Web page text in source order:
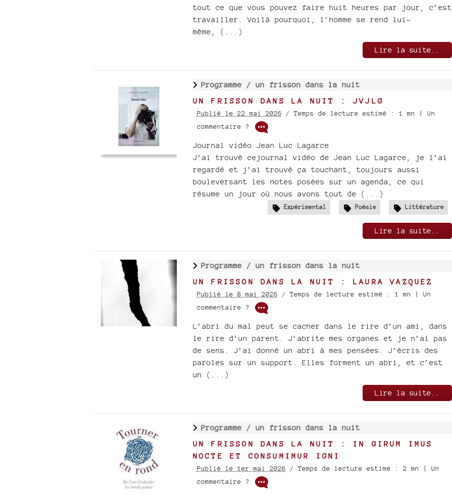
tout ce que vous pouvez faire huit heures par jour, c’est
travailler. Voilà pourquoi, l’homme se rend lui-
même, (...)
Lire la suite..
Programme / un frisson dans la nuit
UN FRISSON DANS LA NUIT : JVJLG
Publié le 22 mai 2026 / Temps de lecture estimé : 1 mn | Un
commentaire ?
Journal vidéo Jean Luc Lagarce
J’ai trouvé cejournal vidéo de Jean Luc Lagarce, je l’ai
regardé et j’ai trouvé ça touchant, toujours aussi
bouleversant les notes posées sur un agenda, ce qui
résume un jour où nous avons tout de (...)
Expérimental Poésie Littérature
Lire la suite..
Programme / un frisson dans la nuit
UN FRISSON DANS LA NUIT : LAURA VAZQUEZ
Publié le 8 mai 2026 / Temps de lecture estimé : 1 mn | Un
commentaire ?
L’abri du mal peut se cacher dans le rire d’un ami, dans
le rire d’un parent. J’abrite mes organes et je n’ai pas
de sens. J’ai donné un abri à mes pensées. J’écris des
paroles sur un support. Elles forment un abri, et c’est
un (...)
Lire la suite..
Programme / un frisson dans la nuit
UN FRISSON DANS LA NUIT : IN GIRUM IMUS
NOCTE ET CONSUMIMUR IGNI
Publié le 1er mai 2026 / Temps de lecture estimé : 2 mn | Un
commentaire ?